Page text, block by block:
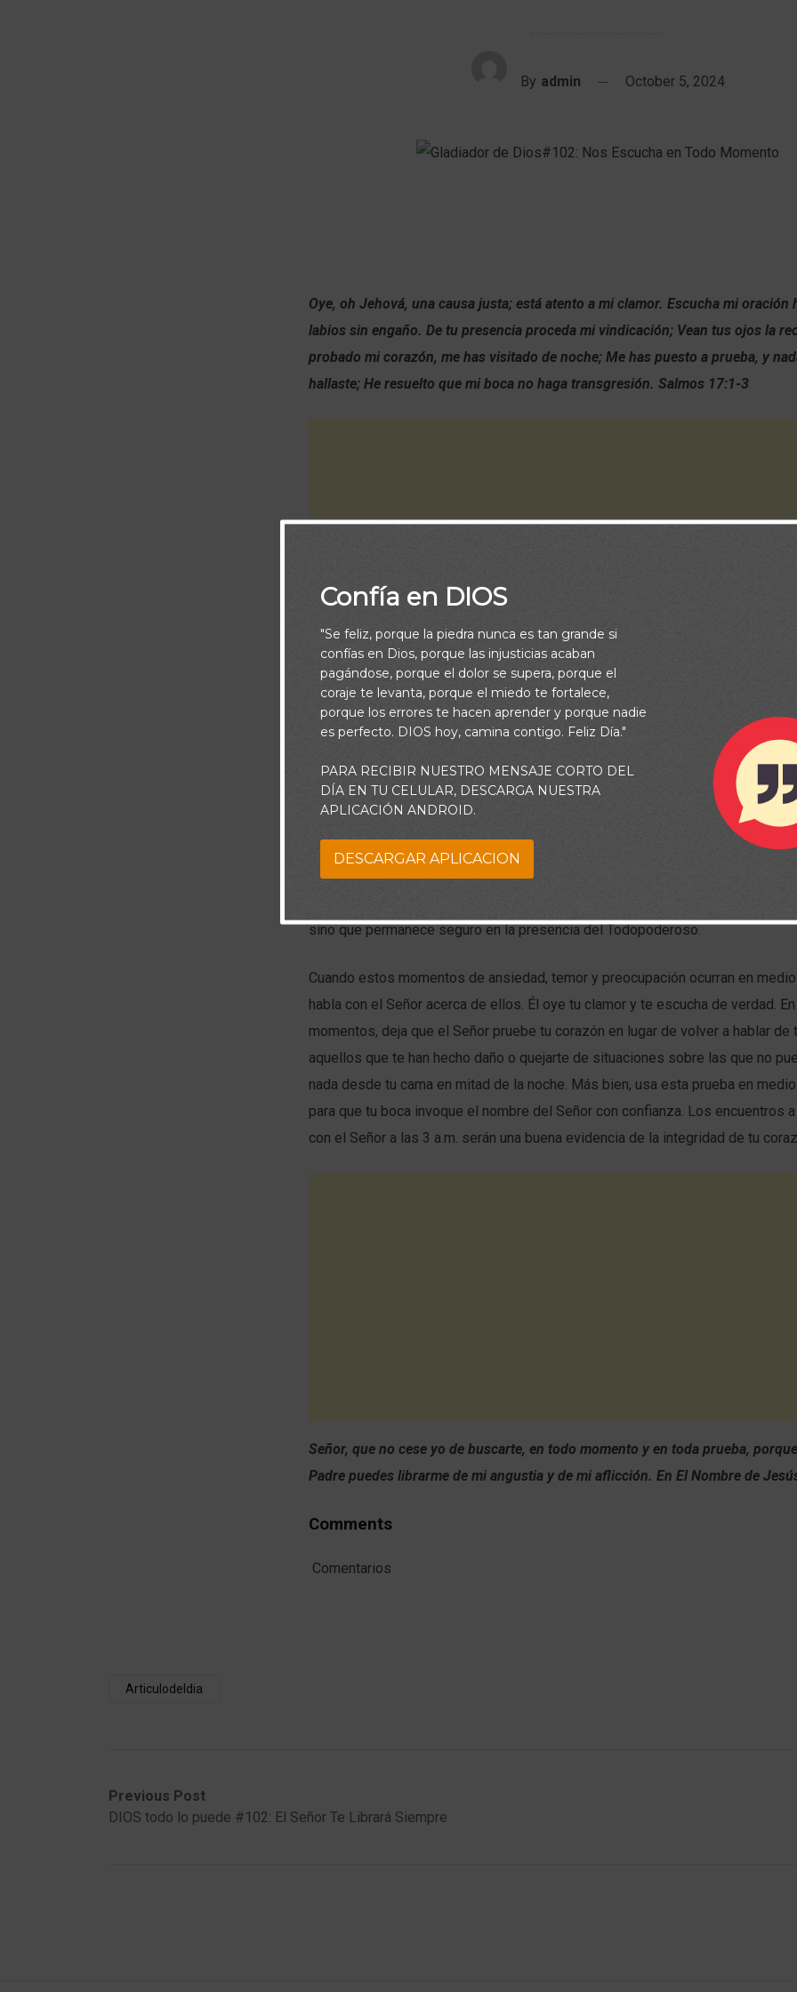
By admin October 5, 2024
Oye, oh Jehová, una causa justa; está atento a mi clamor. Escucha mi oración
labios sin engaño. De tu presencia proceda mi vindicación; Vean tus ojos la
probado mi corazón, me has visitado de noche; Me has puesto a prueba, y
hallaste; He resuelto que mi boca no haga transgresión. Salmos 17:1-3
En el Salmo 17, el primer salmo del libro de los Salmos que se identifica como
David ora pidiendo al Señor vindicación y liberación. Era un hombre perseguido
Saúl, que no cejaba en su empeño de matarlo. Los combates se sucedían a su
miedo crecía en su interior y, en medio de la noche, Dios puso a prueba su
Mientras David clama al Señor por ayuda y busca la vindicación divina de su
enfoque comienza a cambiar. David declara la misericordia, la salvación, la
justicia de Dios, y convierte su miedo y su concentración en la vindicación en
sino que permanece seguro en la presencia del Todopoderoso.
Cuando estos momentos de ansiedad, temor y preocupación ocurran en
habla con el Señor acerca de ellos. Él oye tu clamor y te escucha de verdad.
momentos, deja que el Señor pruebe tu corazón en lugar de volver a hablar de
aquellos que te han hecho daño o quejarte de situaciones sobre las que no
nada desde tu cama en mitad de la noche. Más bien, usa esta prueba en
para que tu boca invoque el nombre del Señor con confianza. Los encuentros
con el Señor a las 3 a.m. serán una buena evidencia de la integridad de tu
Señor, que no cese yo de buscarte, en todo momento y en toda prueba,
Padre puedes librarme de mi angustia y de mi aflicción. En El Nombre de
Comments
Comentarios
Articulodeldia
Previous Post
DIOS todo lo puede #102: El Señor Te Librará Siempre
Confía en DIOS
"Se feliz, porque la piedra nunca es tan grande si
confías en Dios, porque las injusticias acaban
pagándose, porque el dolor se supera, porque el
coraje te levanta, porque el miedo te fortalece,
porque los errores te hacen aprender y porque nadie
es perfecto. DIOS hoy, camina contigo. Feliz Día."
PARA RECIBIR NUESTRO MENSAJE CORTO DEL
DÍA EN TU CELULAR, DESCARGA NUESTRA
APLICACIÓN ANDROID.
DESCARGAR APLICACION